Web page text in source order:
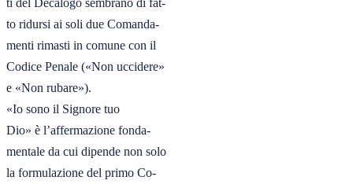
ti del Decalogo sembrano di fat-
to ridursi ai soli due Comanda-
menti rimasti in comune con il
Codice Penale («Non uccidere»
e «Non rubare»).
«Io sono il Signore tuo
Dio» è l’affermazione fonda-
mentale da cui dipende non solo
la formulazione del primo Co-